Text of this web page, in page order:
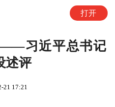
——习近平总书记
述评
21 17:21
打开